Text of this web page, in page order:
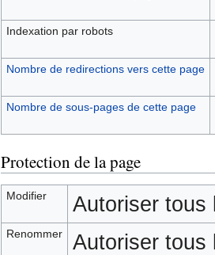
Indexation par robots
Nombre de redirections vers cette page
Nombre de sous-pages de cette page
Protection de la page
Modifier Autoriser tous
Renommer Autoriser tous